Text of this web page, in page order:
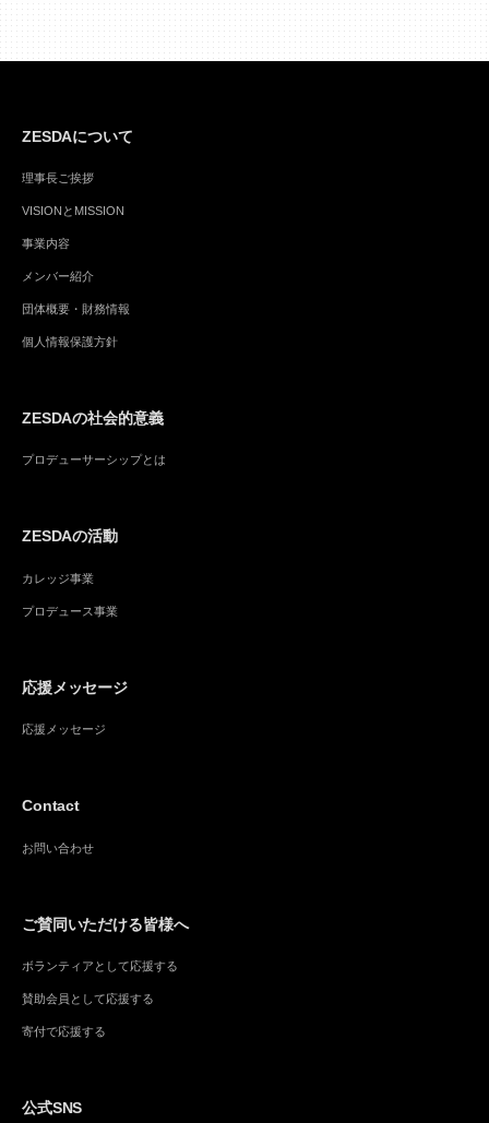
ZESDAについて
理事長ご挨拶
VISIONとMISSION
事業内容
メンバー紹介
団体概要・財務情報
個人情報保護方針
ZESDAの社会的意義
プロデューサーシップとは
ZESDAの活動
カレッジ事業
プロデュース事業
応援メッセージ
応援メッセージ
Contact
お問い合わせ
ご賛同いただける皆様へ
ボランティアとして応援する
賛助会員として応援する
寄付で応援する
公式SNS